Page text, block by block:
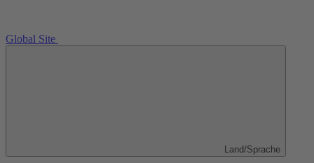
Global Site
Land/Sprache